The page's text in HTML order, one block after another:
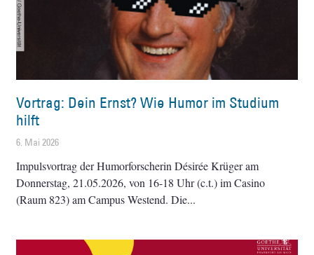
Vortrag: Dein Ernst? Wie Humor im Studium
hilft
6. Mai 2026
Impulsvortrag der Humorforscherin Désirée Krüger am
Donnerstag, 21.05.2026, von 16-18 Uhr (c.t.) im Casino
(Raum 823) am Campus Westend. Die